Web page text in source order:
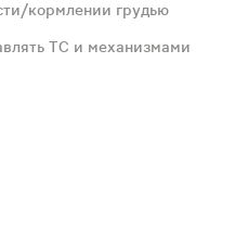
грудью (на время
кормлении грудью
ТС и механизмами